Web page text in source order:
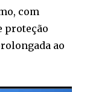
com
proteção
ao